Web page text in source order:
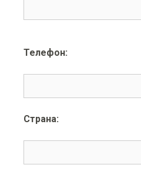
Телефон:
Страна: